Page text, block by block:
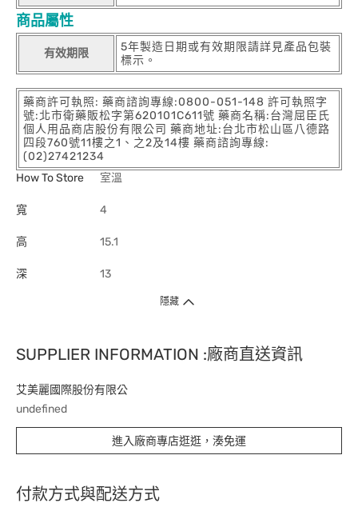
商品屬性
有效期限
5年製造日期或有效期限請詳見產品包裝
標示。
藥商許可執照: 藥商諮詢專線:0800-051-148 許可執照字
號:北市衛藥販松字第620101C611號 藥商名稱:台灣屈臣氏
個人用品商店股份有限公司 藥商地址:台北市松山區八德路
四段760號11樓之1、之2及14樓 藥商諮詢專線:
(02)27421234
How To Store
室溫
寬 4
高 15.1
深 13
隱藏
SUPPLIER INFORMATION :廠商直送資訊
艾美麗國際股份有限公
undefined
進入廠商專店逛逛，湊免運
付款方式與配送方式